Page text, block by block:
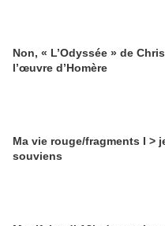
Non, « L’Odyssée » de
l’œuvre d’Homère
Ma vie rouge/fragments I >
souviens